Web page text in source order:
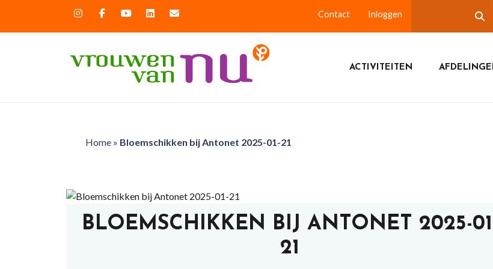
Contact Inloggen
ACTIVITEITEN
Home» Bloemschikken bij Antonet 2025-01-21
BLOEMSCHIKKEN BIJ ANTONET 2025-
21